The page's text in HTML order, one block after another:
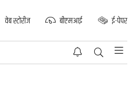
वेब स्टोरीज बीएमआई ई-पेपर